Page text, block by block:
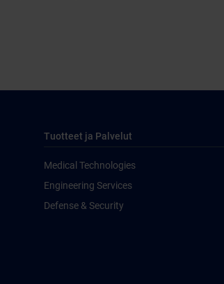
Tuotteet ja Palvelut
Medical Technologies
Engineering Services
Defense & Security